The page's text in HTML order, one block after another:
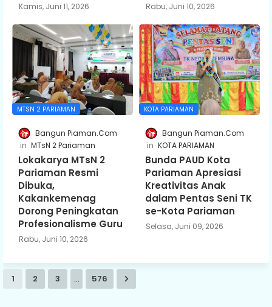
Kamis, Juni 11, 2026 Rabu, Juni 10, 2026
MTSN 2 PARIAMAN
Bangun Piaman.Com
MTsN 2 Pariaman
Lokakarya MTsN 2
Pariaman Resmi
Dibuka,
Kakankemenag
Dorong Peningkatan
Profesionalisme Guru
Rabu, Juni 10, 2026
KOTA PARIAMAN
Bangun Piaman.Com
KOTA PARIAMAN
Bunda PAUD Kota
Pariaman Apresiasi
Kreativitas Anak
dalam Pentas Seni TK
se-Kota Pariaman
Selasa, Juni 09, 2026
1 2 3 ... 576